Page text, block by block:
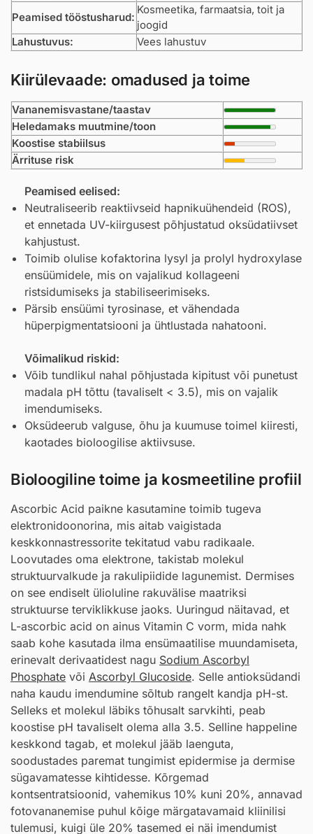
Peamised tööstusharud:
Kosmeetika, farmaatsia, toit ja
joogid
Lahustuvus:
Vees lahustuv
Kiirülevaade: omadused ja toime
Vananemisvastane/taastav
Heledamaks muutmine/toon
Koostise stabiilsus
Ärrituse risk
Peamised eelised:
Neutraliseerib reaktiivseid hapnikuühendeid (ROS),
et ennetada UV-kiirgusest põhjustatud oksüdatiivset
kahjustust.
Toimib olulise kofaktorina lysyl ja prolyl hydroxylase
ensüümidele, mis on vajalikud kollageeni
ristsidumiseks ja stabiliseerimiseks.
Pärsib ensüümi tyrosinase, et vähendada
hüperpigmentatsiooni ja ühtlustada nahatooni.
Võimalikud riskid:
Võib tundlikul nahal põhjustada kipitust või punetust
madala pH tõttu (tavaliselt < 3.5), mis on vajalik
imendumiseks.
Oksüdeerub valguse, õhu ja kuumuse toimel kiiresti,
kaotades bioloogilise aktiivsuse.
Bioloogiline toime ja kosmeetiline profiil
Ascorbic Acid paikne kasutamine toimib tugeva
elektronidoonorina, mis aitab vaigistada
keskkonnastressorite tekitatud vabu radikaale.
Loovutades oma elektrone, takistab molekul
struktuurvalkude ja rakulipiidide lagunemist. Dermises
on see endiselt ülioluline rakuvälise maatriksi
struktuurse terviklikkuse jaoks. Uuringud näitavad, et
L-ascorbic acid on ainus Vitamin C vorm, mida nahk
saab kohe kasutada ilma ensümaatilise muundamiseta,
erinevalt derivaatidest nagu Sodium Ascorbyl
Phosphate või Ascorbyl Glucoside. Selle antioksüdandi
naha kaudu imendumine sõltub rangelt kandja pH-st.
Selleks et molekul läbiks tõhusalt sarvkihti, peab
koostise pH tavaliselt olema alla 3.5. Selline happeline
keskkond tagab, et molekul jääb laenguta,
soodustades paremat tungimist epidermise ja dermise
sügavamatesse kihtidesse. Kõrgemad
kontsentratsioonid, vahemikus 10% kuni 20%, annavad
fotovananemise puhul kõige märgatavamaid kliinilisi
tulemusi, kuigi üle 20% tasemed ei näi imendumist